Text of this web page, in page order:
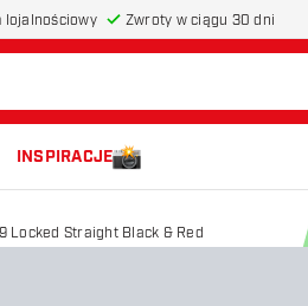
lojalnościowy Zwroty w ciągu 30 dni
INSPIRACJE
Locked Straight Black & Red